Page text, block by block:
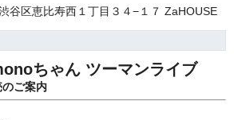
谷区恵比寿西１丁目３４−１７ ZaHOUSE
ちゃん ツーマンライブ
ご案内